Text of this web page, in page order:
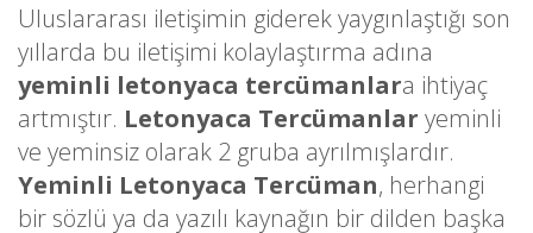
Uluslararası iletişimin giderek yaygınlaştığı son
yıllarda bu iletişimi kolaylaştırma adına
yeminli letonyaca tercümanlara ihtiyaç
artmıştır. Letonyaca Tercümanlar yeminli
ve yeminsiz olarak 2 gruba ayrılmışlardır.
Yeminli Letonyaca Tercüman, herhangi
bir sözlü ya da yazılı kaynağın bir dilden başka